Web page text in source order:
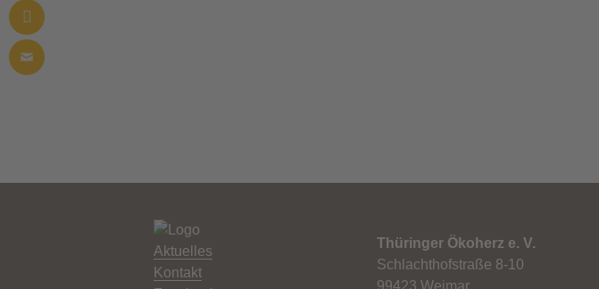
Aktuelles
Kontakt
Thüringer Ökoherz e. V.
Schlachthofstraße 8-10
99423 Weimar